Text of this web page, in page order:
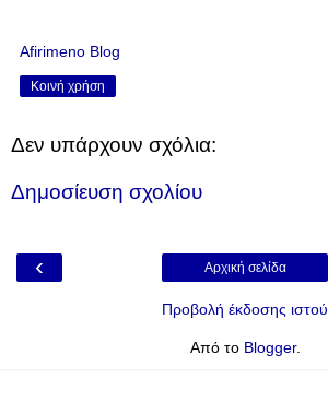
Afirimeno Blog
Κοινή χρήση
Δεν υπάρχουν σχόλια:
Δημοσίευση σχολίου
‹ Αρχική σελίδα
Προβολή έκδοσης ιστού
Από το Blogger.